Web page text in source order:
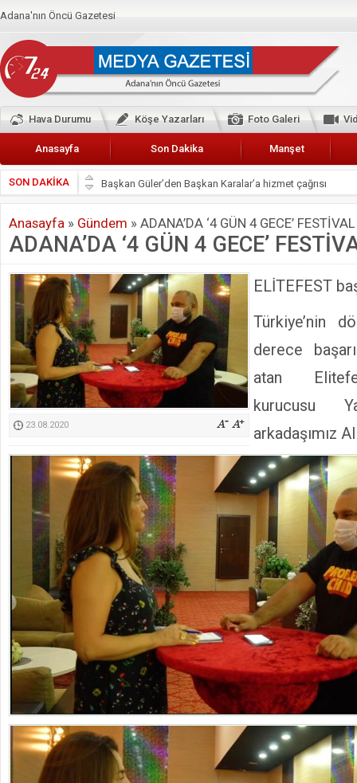
Adana'nın Öncü Gazetesi
Hava Durumu Köşe Yazarları Foto Galeri
Anasayfa Son Dakika Manşet
SON DAKİKA
Başkan Güler’den Başkan Karalar’a hizmet çağrısı
Lokantacılar ve Kebapçılar Esnaf Odası Başkanı Şefik
Hak-İş Abdurrahman Yücel
HDP İL BİNASININ ÖNÜNDE ANNELER TARİH
CEYHAN TİCARET ODASI
Hainler emellerine asla erişemeyecekler
BÖLGEMİZ ÇUKUROVA’DA 2019 YILI PAMUK
İyi Parti Yüreğir İlçe Başkanı Enis Akyürek
Kimyasallardan Koruma Derneği Başkanı Cennet Çelik
Anasayfa » Gündem » ADANA’DA ‘4 GÜN 4 GECE’
ADANA’DA ‘4 GÜN 4 GECE’
23.08.2020
ELİTEFEST
Türkiye’nin
derece
atan
kurucusu
arkadaşımız